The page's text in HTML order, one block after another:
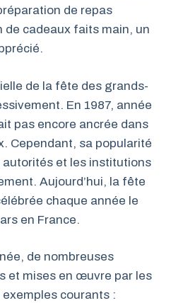
de repas
de cadeaux faits main, un
de la fête des grands-
En 1987, année
pas encore ancrée dans
Cependant, sa popularité
et les institutions
Aujourd’hui, la fête
chaque année le
en France.
de nombreuses
et mises en œuvre par les
courants :